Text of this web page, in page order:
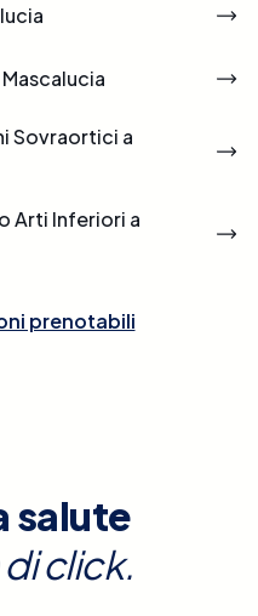
Sovraortici a
Arti Inferiori a
prenotabili
salute
click.